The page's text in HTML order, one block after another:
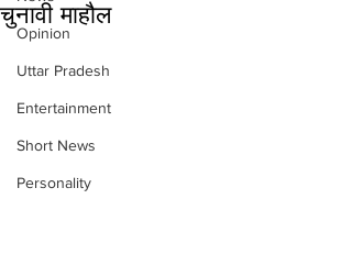
Opinion
Uttar Pradesh
Entertainment
Short News
Personality
चुनावी माहौल